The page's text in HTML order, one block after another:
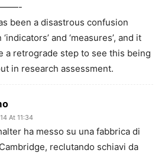
been a disastrous confusion
and ‘measures’, and it
a retrograde step to see this being
in research assessment.
At 11:34
ha messo su una fabbrica di
reclutando schiavi da